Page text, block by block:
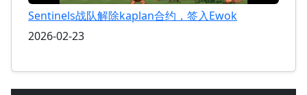
Sentinels战队解除kaplan合约，签入Ewok
2026-02-23